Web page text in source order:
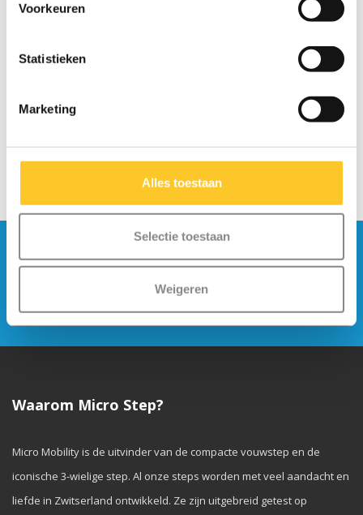
Voorkeuren
Statistieken
Marketing
Alles toestaan
Selectie toestaan
Weigeren
nieuwsbrief
Verstuur
Waarom Micro Step?
Micro Mobility is de uitvinder van de compacte vouwstep en de
iconische 3-wielige step. Al onze steps worden met veel aandacht en
liefde in Zwitserland ontwikkeld. Ze zijn uitgebreid getest op